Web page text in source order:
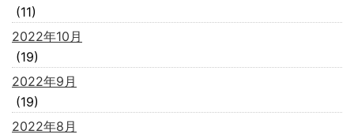
(11)
2022年10月
(19)
2022年9月
(19)
2022年8月